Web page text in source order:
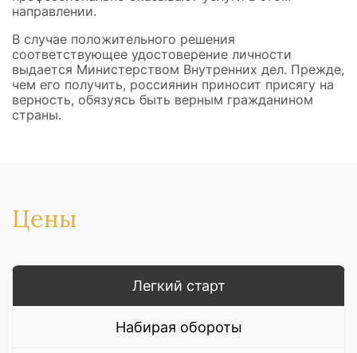
направлении.
В случае положительного решения
соответствующее удостоверение личности
выдается Министерством Внутренних дел. Прежде,
чем его получить, россиянин приносит присягу на
верность, обязуясь быть верным гражданином
страны.
Цены
Легкий старт
Набирая обороты